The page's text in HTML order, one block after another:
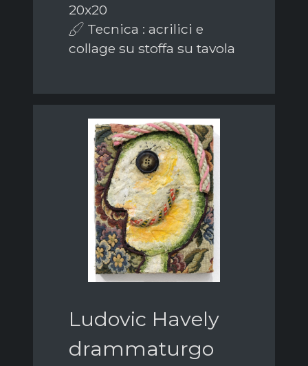
20x20
Tecnica : acrilici e
collage su stoffa su tavola
Ludovic Havely
drammaturgo